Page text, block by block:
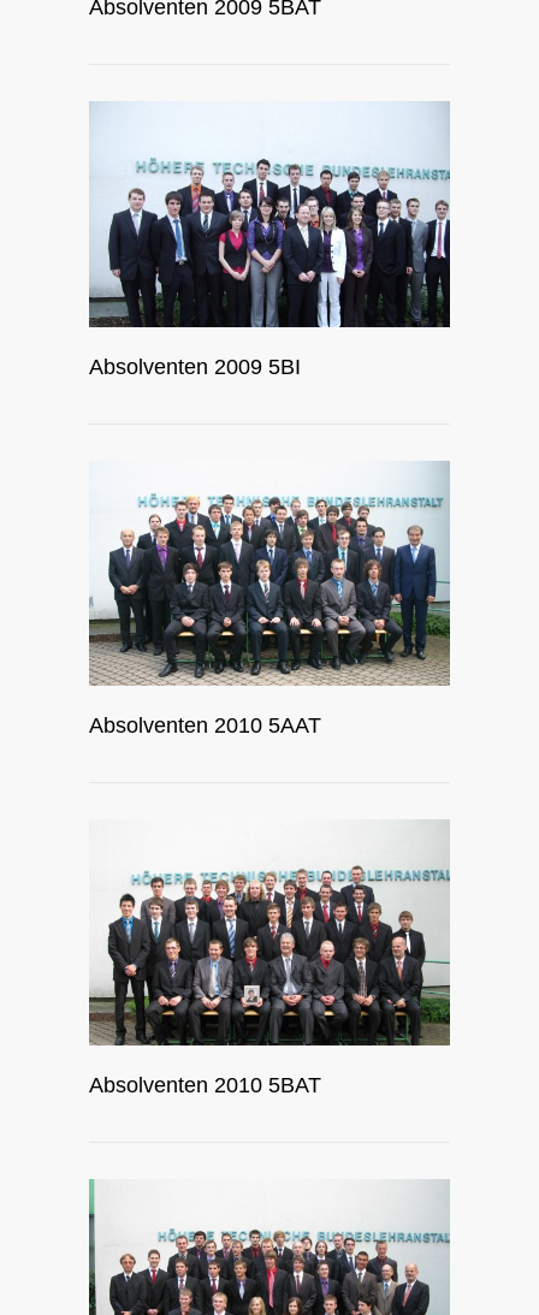
Absolventen 2009 5BAT
Absolventen 2009 5BI
Absolventen 2010 5AAT
Absolventen 2010 5BAT